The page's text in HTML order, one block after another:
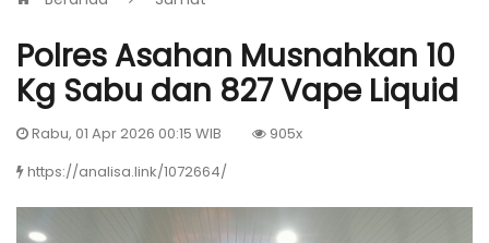
Polres Asahan Musnahkan 10
Kg Sabu dan 827 Vape Liquid
Rabu, 01 Apr 2026 00:15 WIB
905x
https://analisa.link/1072664/